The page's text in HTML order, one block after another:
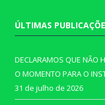
ÚLTIMAS
DECLARAMOS QUE NÃO
O MOMENTO PARA O
31 de julho de 2026